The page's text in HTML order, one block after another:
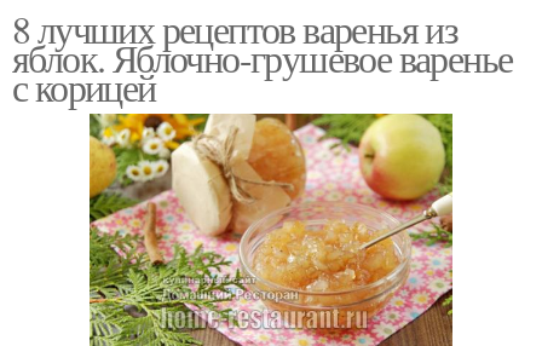
8 лучших рецептов варенья из
яблок. Яблочно-грушевое варенье
с корицей